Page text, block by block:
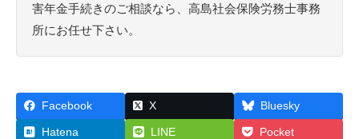
害年金手続きのご相談なら、高島社会保険労務士事務
所にお任せ下さい。
Facebook X Bluesky
Hatena LINE Pocket